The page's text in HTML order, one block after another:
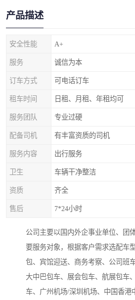
产品描述
安全性能 A+
服务 诚信为本
订车方式 可电话订车
租车时间 日租、月租、年租均可
服务团队 专业过硬
配备司机 有丰富资质的司机
服务内容 出行服务
卫生 车辆干净整洁
资质 齐全
售后 7*24小时
公司主要以国内外企事业单位、团
要服务对象，根据客户需求选配车
包、宾馆迎送、商务考察、公司班
大中巴包车、展会包车、航展包车
车、广州机场/深圳机场、中国香港